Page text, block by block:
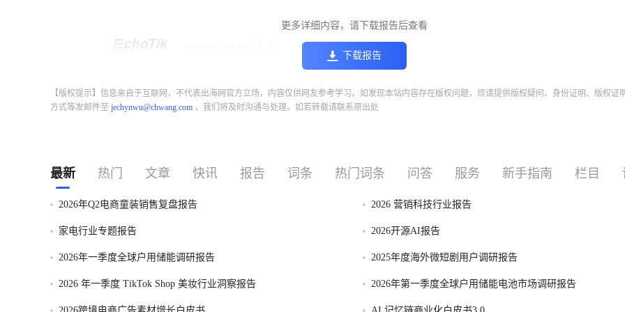
更多详细内容，请下载报告后查看
下载报告
【版权提示】信息来自于互联网，不代表出海网官方立场，内容仅供网友参考学习。如发现本站内容存在版权问题，烦请提供版权疑问、身份证明、版权证
方式等发邮件至 jechynwu@chwang.com ，我们将及时沟通与处理。如若转载请联系原出处
最新 热门 文章 快讯 报告 词条 热门词条 问答 服务 新手指南 栏目
2026年Q2电商童装销售复盘报告 2026 营销科技行业报告
家电行业专题报告 2026开源AI报告
2026年一季度全球户用储能调研报告 2025年度海外微短剧用户调研报告
2026 年一季度 TikTok Shop 美妆行业洞察报告 2026年第一季度全球户用储能电池市场调研报告